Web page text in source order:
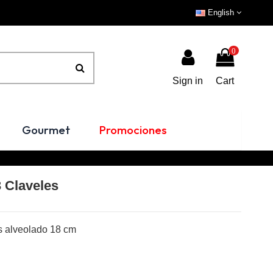
English
Sign in
0
Cart
Gourmet Promociones
Claveles
alveolado 18 cm